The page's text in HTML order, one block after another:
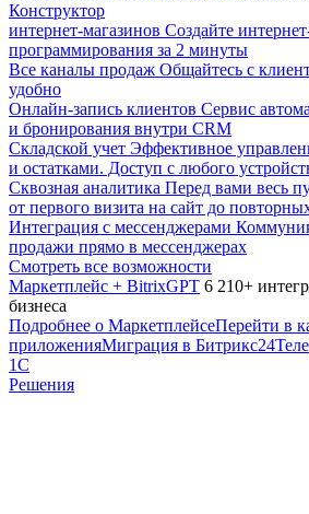
Конструктор
интернет-магазинов Создайте
программирования за 2 минуты
Все каналы продаж Общайтесь с
удобно
Онлайн-запись клиентов Сервис
и бронирования внутри CRM
Складской учет Эффективное
и остатками. Доступ с любого
Сквозная аналитика Перед вами весь
от первого визита на сайт до
Интеграция с мессенджерами
продажи прямо в мессенджерах
Смотреть все возможности
Маркетплейс + BitrixGPT 6 210+
бизнеса
Подробнее о МаркетплейсеПерейти в
приложенияМиграция в Битрикс24
1С
Решения